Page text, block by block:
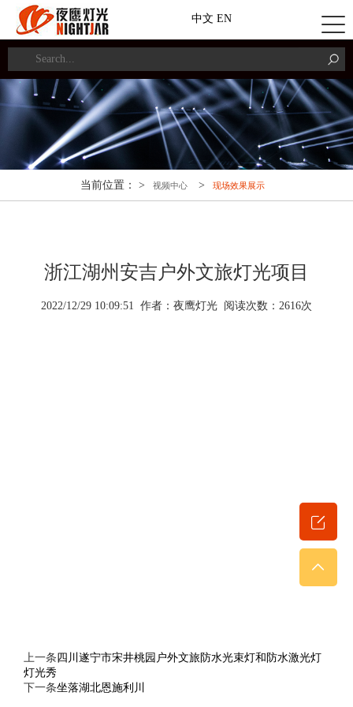
中文 EN
当前位置： > 视频中心 > 现场效果展示
浙江湖州安吉户外文旅灯光项目
2022/12/29 10:09:51 作者：夜鹰灯光 阅读次数： 2616次
上一条 四川遂宁市宋井桃园户外文旅防水光束灯和防水激光灯
灯光秀
下一条坐落湖北恩施利川